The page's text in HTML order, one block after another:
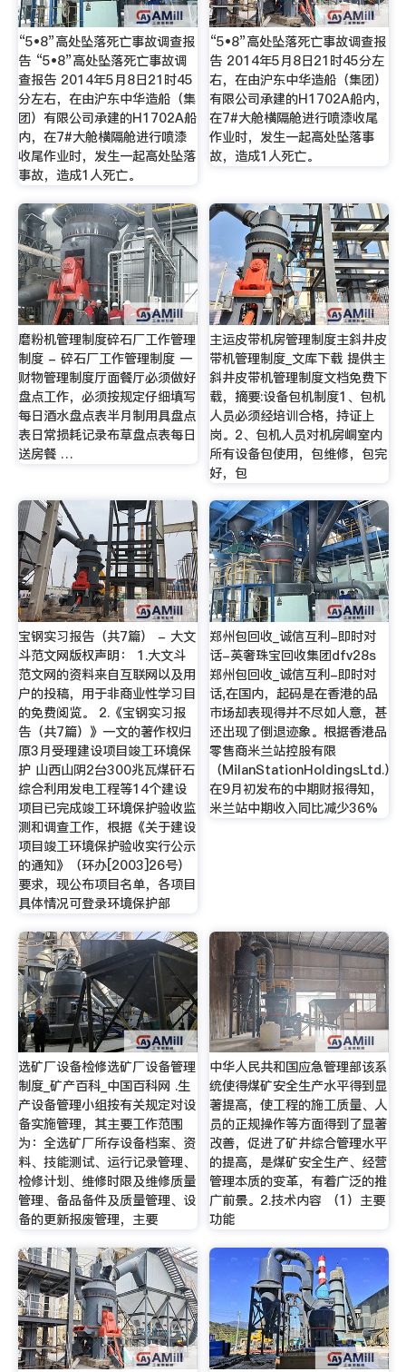
“5•8”高处坠落死亡事故调查报
告 “5•8”高处坠落死亡事故调
查报告 2014年5月8日21时45
分左右，在由沪东中华造船（集
团）有限公司承建的H1702A船
内，在7#大舱横隔舱进行喷漆
收尾作业时，发生一起高处坠落
事故，造成1人死亡。
“5•8”高处坠落死亡事故调查报
告 2014年5月8日21时45分左
右，在由沪东中华造船（集团）
有限公司承建的H1702A船内，
在7#大舱横隔舱进行喷漆收尾
作业时，发生一起高处坠落事
故，造成1人死亡。
磨粉机管理制度碎石厂工作管理
制度 - 碎石厂工作管理制度 一
财物管理制度厅面餐厅必须做好
盘点工作，必须按规定仔细填写
每日酒水盘点表半月制用具盘点
表日常损耗记录布草盘点表每日
送房餐 …
主运皮带机房管理制度主斜井皮
带机管理制度_文库下载 提供主
斜井皮带机管理制度文档免费下
载，摘要:设备包机制度1、包机
人员必须经培训合格，持证上
岗。2、包机人员对机房峒室内
所有设备包使用，包维修，包完
好，包
宝钢实习报告（共7篇） - 大文
斗范文网版权声明： 1.大文斗
范文网的资料来自互联网以及用
户的投稿，用于非商业性学习目
的免费阅览。 2.《宝钢实习报
告（共7篇）》一文的著作权归
原3月受理建设项目竣工环境保
护 山西山阴2台300兆瓦煤矸石
综合利用发电工程等14个建设
项目已完成竣工环境保护验收监
测和调查工作，根据《关于建设
项目竣工环境保护验收实行公示
的通知》（环办[2003]26号）
要求，现公布项目名单，各项目
具体情况可登录环境保护部
郑州包回收_诚信互利-即时对
话-英奢珠宝回收集团dfv28s
郑州包回收_诚信互利-即时对
话,在国内，起码是在香港的品
市场却表现得并不尽如人意，甚
还出现了倒退迹象。根据香港品
零售商米兰站控股有限
（MilanStationHoldingsLtd.）
在9月初发布的中期财报得知，
米兰站中期收入同比减少36%
选矿厂设备检修选矿厂设备管理
制度_矿产百科_中国百科网 .生
产设备管理小组按有关规定对设
备实施管理，其主要工作范围
为：全选矿厂所存设备档案、资
料、技能测试、运行记录管理、
检修计划、维修时限及维修质量
管理、备品备件及质量管理、设
备的更新报废管理，主要
中华人民共和国应急管理部该系
统使得煤矿安全生产水平得到显
著提高，使工程的施工质量、人
员的正规操作等方面得到了显著
改善，促进了矿井综合管理水平
的提高，是煤矿安全生产、经营
管理本质的变革，有着广泛的推
广前景。2.技术内容 （1）主要
功能